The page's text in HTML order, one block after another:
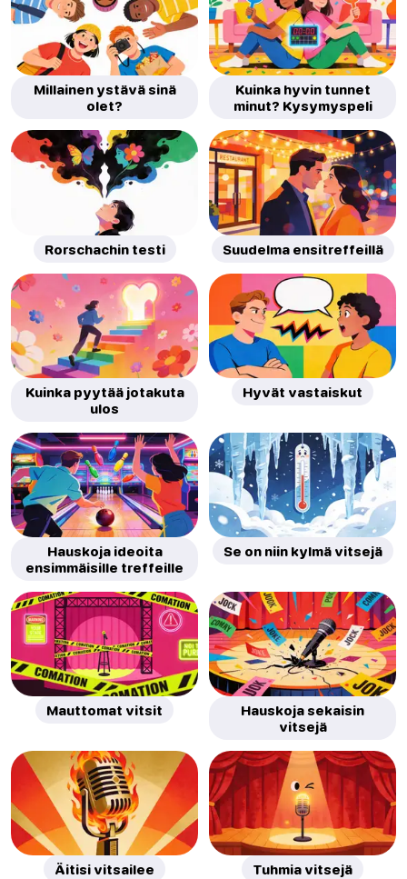
Millainen ystävä sinä
olet?
Kuinka hyvin tunnet
minut? Kysymyspeli
Rorschachin testi Suudelma ensitreffeillä
Kuinka pyytää jotakuta
ulos
Hyvät vastaiskut
Hauskoja ideoita
ensimmäisille treffeille
Se on niin kylmä vitsejä
Mauttomat vitsit
Hauskoja sekaisin
vitsejä
Äitisi vitsailee Tuhmia vitsejä